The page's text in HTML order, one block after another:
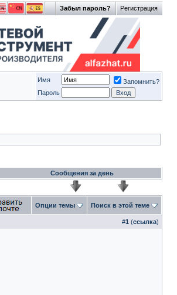
Регистрация
Забыл пароль?
Имя
Запомнить?
Пароль
Сообщения за день
Опции темы Поиск в этой теме
#1 (ссылка)